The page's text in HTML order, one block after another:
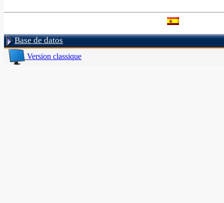
Base de datos
Version classique